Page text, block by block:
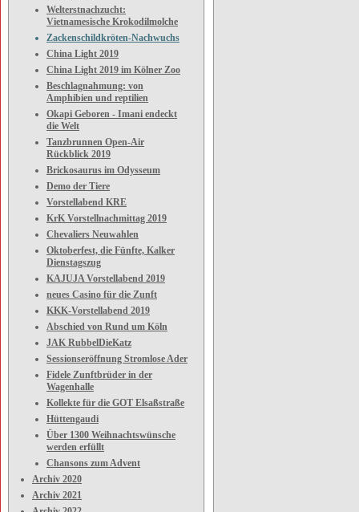
Welterstnachzucht:
Vietnamesische Krokodilmolche
Zackenschildkröten-Nachwuchs
China Light 2019
China Light 2019 im Kölner Zoo
Beschlagnahmung: von
Amphibien und reptilien
Okapi Geboren - Imani endeckt
die Welt
Tanzbrunnen Open-Air
Rückblick 2019
Brickosaurus im Odysseum
Demo der Tiere
Vorstellabend KRE
KrK Vorstellnachmittag 2019
Chevaliers Neuwahlen
Oktoberfest, die Fünfte, Kalker
Dienstagszug
KAJUJA Vorstellabend 2019
neues Casino für die Zunft
KKK-Vorstellabend 2019
Abschied von Rund um Köln
JAK RubbelDieKatz
Sessionseröffnung Stromlose Ader
Fidele Zunftbrüder in der
Wagenhalle
Kollekte für die GOT Elsaßstraße
Hüttengaudi
Über 1300 Weihnachtswünsche
werden erfüllt
Chansons zum Advent
Archiv 2020
Archiv 2021